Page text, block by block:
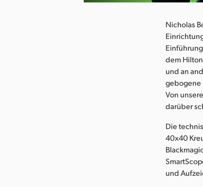
Nicholas
dem
und an
gebogene
Von
darüber
Die
40x40
und